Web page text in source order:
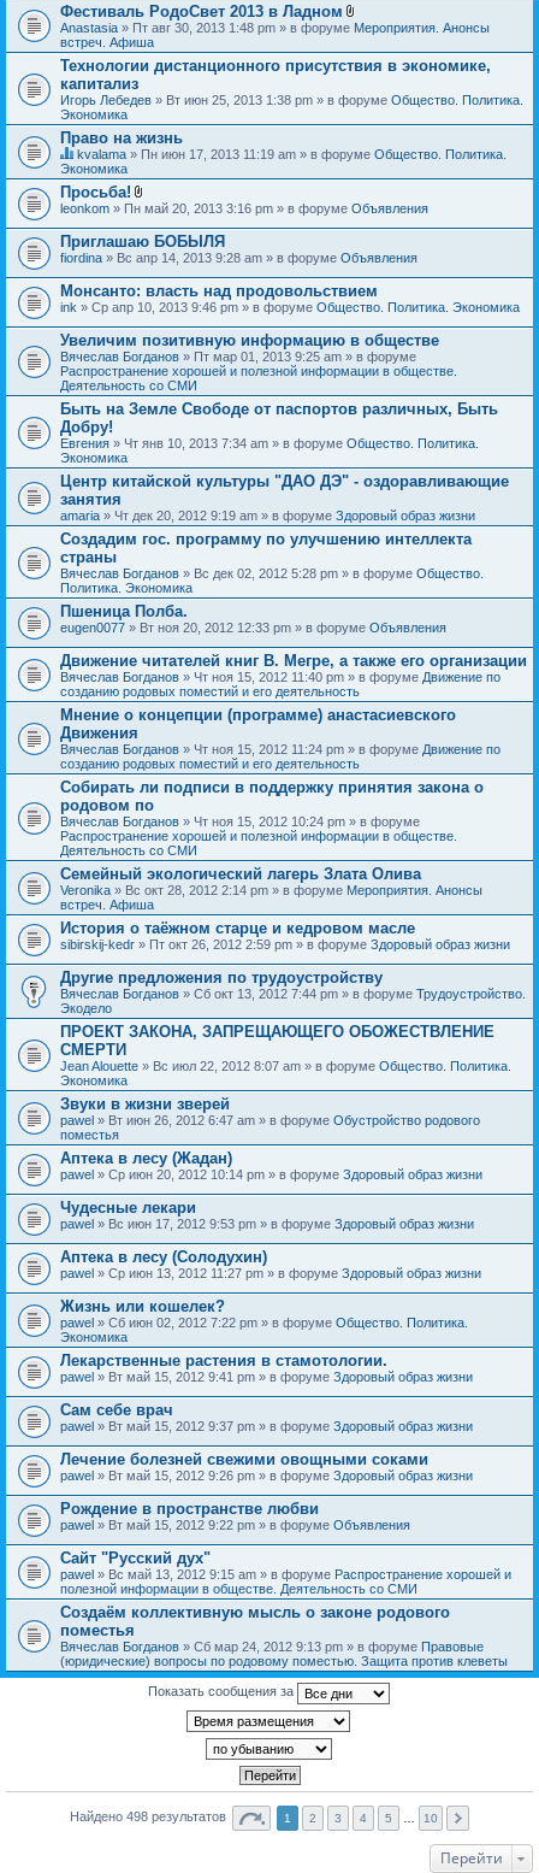
Фестиваль РодоСвет 2013 в Ладном
В
о
ж
н
и
я
Anastasia » Пт авг 30, 2013 1:48 pm » в форуме Мероприятия. Анонсы
встреч. Афиша
Технологии дистанционного присутствия в экономике,
капитализ
Игорь Лебедев » Вт июн 25, 2013 1:38 pm » в форуме Общество. Политика.
Экономика
Право на жизнь
Д
а
н
н
я
т
е
м
а
с
о
д
е
р
ж
и
т
о
п
р
о
с
.
kvalama » Пн июн 17, 2013 11:19 am » в форуме Общество. Политика.
Экономика
Просьба!
В
о
ж
е
н
и
я
leonkom » Пн май 20, 2013 3:16 pm » в форуме Объявления
Приглашаю БОБЫЛЯ
fiordina » Вс апр 14, 2013 9:28 am » в форуме Объявления
Монсанто: власть над продовольствием
ink » Ср апр 10, 2013 9:46 pm » в форуме Общество. Политика. Экономика
Увеличим позитивную информацию в обществе
Вячеслав Богданов » Пт мар 01, 2013 9:25 am » в форуме
Распространение хорошей и полезной информации в обществе.
Деятельность со СМИ
Быть на Земле Свободе от паспортов различных, Быть
Добру!
Евгения » Чт янв 10, 2013 7:34 am » в форуме Общество. Политика.
Экономика
Центр китайской культуры "ДАО ДЭ" - оздоравливающие
занятия
amaria » Чт дек 20, 2012 9:19 am » в форуме Здоровый образ жизни
Создадим гос. программу по улучшению интеллекта
страны
Вячеслав Богданов » Вс дек 02, 2012 5:28 pm » в форуме Общество.
Политика. Экономика
Пшеница Полба.
eugen0077 » Вт ноя 20, 2012 12:33 pm » в форуме Объявления
Движение читателей книг В. Мегре, а также его организации
Вячеслав Богданов » Чт ноя 15, 2012 11:40 pm » в форуме Движение по
созданию родовых поместий и его деятельность
Мнение о концепции (программе) анастасиевского
Движения
Вячеслав Богданов » Чт ноя 15, 2012 11:24 pm » в форуме Движение по
созданию родовых поместий и его деятельность
Собирать ли подписи в поддержку принятия закона о
родовом по
Вячеслав Богданов » Чт ноя 15, 2012 10:24 pm » в форуме
Распространение хорошей и полезной информации в обществе.
Деятельность со СМИ
Семейный экологический лагерь Злата Олива
Veronika » Вс окт 28, 2012 2:14 pm » в форуме Мероприятия. Анонсы
встреч. Афиша
История о таёжном старце и кедровом масле
sibirskij-kedr » Пт окт 26, 2012 2:59 pm » в форуме Здоровый образ жизни
Другие предложения по трудоустройству
Вячеслав Богданов » Сб окт 13, 2012 7:44 pm » в форуме Трудоустройство.
Экодело
ПРОЕКТ ЗАКОНА, ЗАПРЕЩАЮЩЕГО ОБОЖЕСТВЛЕНИЕ
СМЕРТИ
Jean Alouette » Вс июл 22, 2012 8:07 am » в форуме Общество. Политика.
Экономика
Звуки в жизни зверей
pawel » Вт июн 26, 2012 6:47 am » в форуме Обустройство родового
поместья
Аптека в лесу (Жадан)
pawel » Ср июн 20, 2012 10:14 pm » в форуме Здоровый образ жизни
Чудесные лекари
pawel » Вс июн 17, 2012 9:53 pm » в форуме Здоровый образ жизни
Аптека в лесу (Солодухин)
pawel » Ср июн 13, 2012 11:27 pm » в форуме Здоровый образ жизни
Жизнь или кошелек?
pawel » Сб июн 02, 2012 7:22 pm » в форуме Общество. Политика.
Экономика
Лекарственные растения в стамотологии.
pawel » Вт май 15, 2012 9:41 pm » в форуме Здоровый образ жизни
Сам себе врач
pawel » Вт май 15, 2012 9:37 pm » в форуме Здоровый образ жизни
Лечение болезней свежими овощными соками
pawel » Вт май 15, 2012 9:26 pm » в форуме Здоровый образ жизни
Рождение в пространстве любви
pawel » Вт май 15, 2012 9:22 pm » в форуме Объявления
Сайт "Русский дух"
pawel » Вс май 13, 2012 9:15 am » в форуме Распространение хорошей и
полезной информации в обществе. Деятельность со СМИ
Создаём коллективную мысль о законе родового
поместья
Вячеслав Богданов » Сб мар 24, 2012 9:13 pm » в форуме Правовые
(юридические) вопросы по родовому поместью. Защита против клеветы
Показать сообщения за
Найдено 498 результатов 1 2 3 4 5 10
Перейти